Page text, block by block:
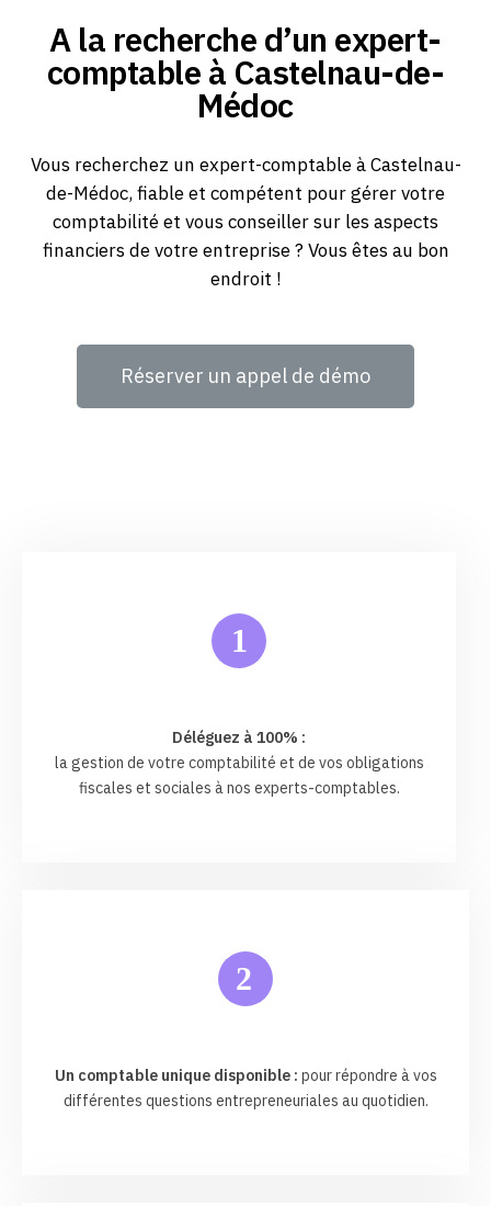
A la recherche d’un expert-
comptable à Castelnau-de-
Médoc
Vous recherchez un expert-comptable à Castelnau-
de-Médoc, fiable et compétent pour gérer votre
comptabilité et vous conseiller sur les aspects
financiers de votre entreprise ? Vous êtes au bon
endroit !
Réserver un appel de démo
1
Déléguez à 100% :
la gestion de votre comptabilité et de vos obligations
fiscales et sociales à nos experts-comptables.
2
Un comptable unique disponible : pour répondre à vos
différentes questions entrepreneuriales au quotidien.